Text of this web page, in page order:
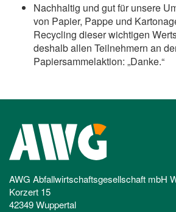
Nachhaltig und gut für unsere
von Papier, Pappe und
Recycling dieser wichtigen
deshalb allen Teilnehmern an
Papiersammelaktion: „Danke.“
AWG Abfallwirtschaftsgesellschaft mbH
Korzert 15
42349 Wuppertal